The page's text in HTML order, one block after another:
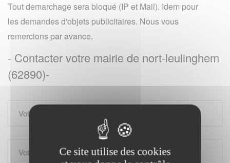
Tout demarchage sera bloqué (IP et Mail). Idem pour
les demandes d'objets publicitaires. Nous vous
remercions par avance.
- Contacter votre mairie de nort-leulinghem
(62890)-
Ce site utilise des cookies